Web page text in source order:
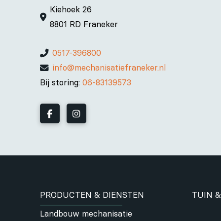
Kiehoek 26
8801 RD Franeker
0517-396800
info@mechanisatiefraneker.nl
Bij storing: 06-83139573
PRODUCTEN & DIENSTEN
Landbouw mechanisatie
TUIN